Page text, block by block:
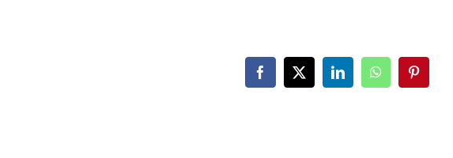
Facebook
X LinkedInWhatsApp